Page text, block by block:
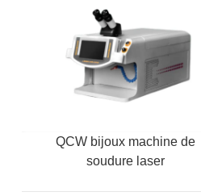
QCW bijoux machine de
soudure laser